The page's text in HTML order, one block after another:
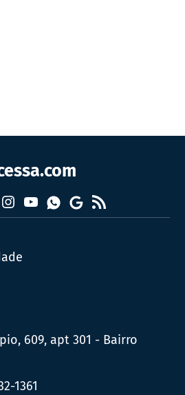
Instagram
YouTubeWhatsapp
Google
News
RSS
609, apt 301 - Bairro
1361